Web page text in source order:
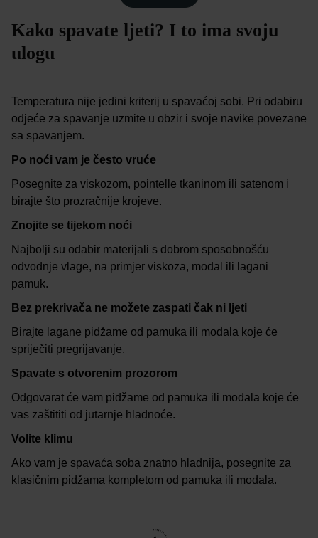
Kako spavate ljeti? I to ima svoju
ulogu
Temperatura nije jedini kriterij u spavaćoj sobi. Pri odabiru
odjeće za spavanje uzmite u obzir i svoje navike povezane
sa spavanjem.
Po noći vam je često vruće
Posegnite za viskozom, pointelle tkaninom ili satenom i
birajte što prozračnije krojeve.
Znojite se tijekom noći
Najbolji su odabir materijali s dobrom sposobnošću
odvodnje vlage, na primjer viskoza, modal ili lagani
pamuk.
Bez prekrivača ne možete zaspati čak ni ljeti
Birajte lagane pidžame od pamuka ili modala koje će
spriječiti pregrijavanje.
Spavate s otvorenim prozorom
Odgovarat će vam pidžame od pamuka ili modala koje će
vas zaštititi od jutarnje hladnoće.
Volite klimu
Ako vam je spavaća soba znatno hladnija, posegnite za
klasičnim pidžama kompletom od pamuka ili modala.